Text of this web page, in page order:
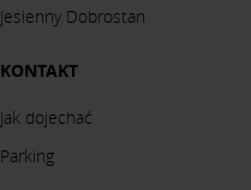
Jesienny Dobrostan
KONTAKT
Jak dojechać
Parking